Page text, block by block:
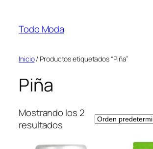
contenido
Todo Moda
Inicio/ Productos etiquetados “Piña”
Piña
Mostrando los 2
resultados